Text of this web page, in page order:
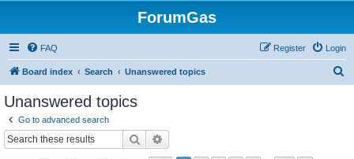
ForumGas
FAQ Login
Register
Board index Search Unanswered topics
Unanswered topics
Go to advanced search
Search